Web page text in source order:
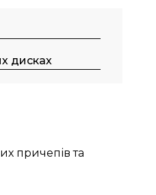
дисках
причепів та